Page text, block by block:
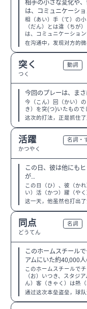
相手の小さな変化や
は、コミュニケーショ
相（あい）手（て）の
（だん）とは違（ちが
は、コミュニケーショ
在沟通中，发现对方的微
突く
つく
動詞
今回のプレーは、ま
今（こん）回（かい）
き）を突(つ)いたもので
这次的打法，正是抓住了
活躍
かつやく
名詞・
この日、彼は他にも
が…
この日（ひ）、彼（か
い）活（かつ）躍（や
这一天，他虽然也打出
同点
どうてん
名詞
このホームスチール
アムにいた約40,000
このホームスチールで
（お）いつき、スタジ
ん）客（きゃく）は熱
通过这次本垒盗垒，球